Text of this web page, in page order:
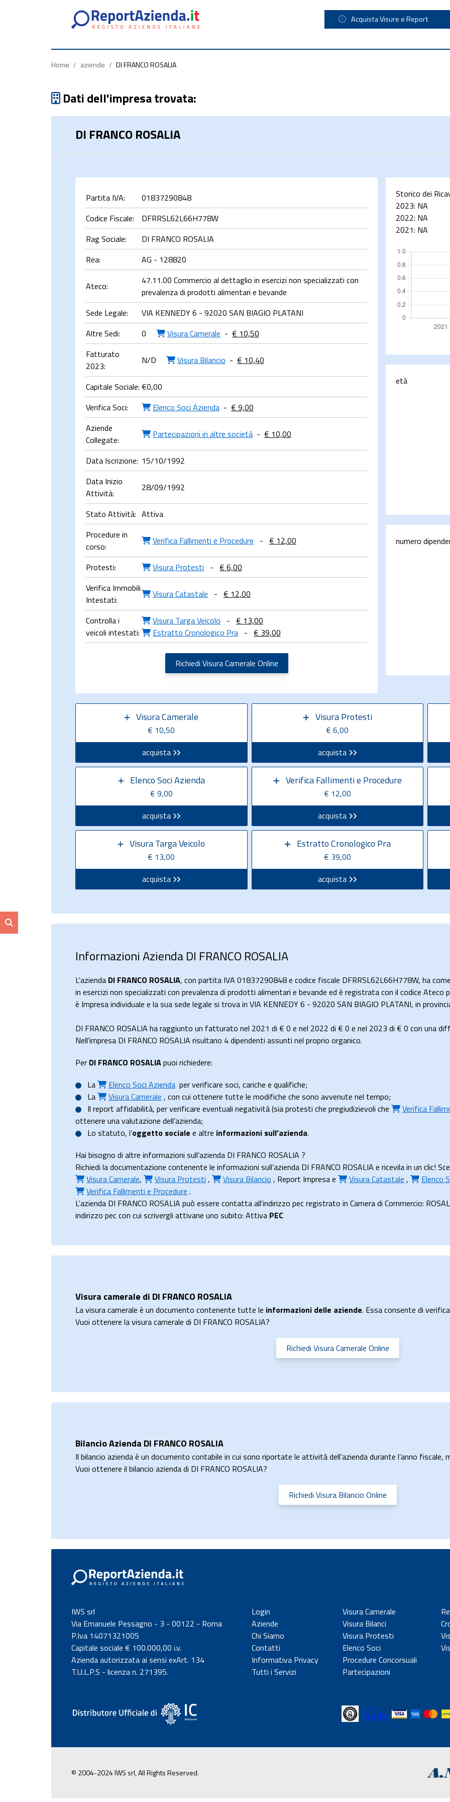
Acquista Visure e Report
Home / aziende / DI FRANCO ROSALIA
Dati dell'impresa trovata:
DI FRANCO ROSALIA
Partita IVA:
01837290848
Codice Fiscale:
DFRRSL62L66H778W
Rag Sociale:
DI FRANCO ROSALIA
Rea:
AG - 128820
Ateco:
47.11.00 Commercio al dettaglio in esercizi non specializzati con
prevalenza di prodotti alimentari e bevande
Sede Legale:
VIA KENNEDY 6 - 92020 SAN BIAGIO PLATANI
Altre Sedi:
0 Visura Camerale - € 10,50
Fatturato
2023:
N/D Visura Bilancio - € 10,40
Capitale Sociale: €0,00
Verifica Soci:
Elenco Soci Azienda - € 9,00
Aziende
Collegate:
Partecipazioni in altre società - € 10,00
Data Iscrizione: 15/10/1992
Data Inizio
Attività:
28/09/1992
Stato Attività: Attiva
Procedure in
corso:
Verifica Fallimenti e Procedure - € 12,00
Protesti: Visura Protesti - € 6,00
Verifica Immobili
Intestati:
Visura Catastale - € 12,00
Controlla i
veicoli intestati:
Visura Targa Veicolo - € 13,00
Estratto Cronologico Pra - € 39,00
Richiedi Visura Camerale Online
Storico dei
2023: NA
2022: NA
2021: NA
età
numero
Visura Camerale
€ 10,50
acquista
Visura Protesti
€ 6,00
acquista
Elenco Soci Azienda
€ 9,00
acquista
Verifica Fallimenti e Procedure
€ 12,00
acquista
Visura Targa Veicolo
€ 13,00
acquista
Estratto Cronologico Pra
€ 39,00
acquista
Informazioni Azienda DI FRANCO ROSALIA
L'azienda DI FRANCO ROSALIA, con partita IVA 01837290848 e codice fiscale DFRRSL62L66H778W, ha
in esercizi non specializzati con prevalenza di prodotti alimentari e bevande ed è registrata con il codice Ateco
è Impresa individuale e la sua sede legale si trova in VIA KENNEDY 6 - 92020 SAN BIAGIO PLATANI, in
DI FRANCO ROSALIA ha raggiunto un fatturato nel 2021 di € 0 e nel 2022 di € 0 e nel 2023 di € 0 con una
Nell'impresa DI FRANCO ROSALIA risultano 4 dipendenti assunti nel proprio organico.
Per DI FRANCO ROSALIApuoi richiedere:
La
Elenco Soci Azienda per verificare soci, cariche e qualifiche;
La
Visura Camerale , con cui ottenere tutte le modifiche che sono avvenute nel tempo;
Il report affidabilità, per verificare eventuali negatività (sia protesti che pregiudizievoli che Verifica
ottenere una valutazione dell’azienda;
Lo statuto, l’oggetto sociale e altre informazioni sull’azienda.
Hai bisogno di altre informazioni sull’azienda DI FRANCO ROSALIA ?
Richiedi la documentazione contenente le informazioni sull’azienda DI FRANCO ROSALIA e ricevila in un clic!
Visura Camerale, Visura Protesti , Visura Bilancio , Report Impresae Visura Catastale , Elenco
Verifica Fallimenti e Procedure .
L'azienda DI FRANCO ROSALIA può essere contatta all'indirizzo pec registrato in Camera di Commercio:
indirizzo pec con cui scrivergli attivane uno subito: Attiva PEC
Visura camerale di DI FRANCO ROSALIA
La visura camerale è un documento contenente tutte le informazioni delle aziende. Essa consente di
Vuoi ottenere la visura camerale di DI FRANCO ROSALIA?
Richiedi Visura Camerale Online
Bilancio Azienda DI FRANCO ROSALIA
Il bilancio azienda è un documento contabile in cui sono riportate le attività dell’azienda durante l’anno fiscale,
Vuoi ottenere il bilancio azienda di DI FRANCO ROSALIA?
Richiedi Visura Bilancio Online
IWS srl
Via Emanuele Pessagno - 3 - 00122 - Roma
P.Iva 14071321005
Capitale sociale € 100.000,00 i.v.
Azienda autorizzata ai sensi exArt. 134
T.U.L.P.S - licenza n. 271395.
Login
Aziende
Chi Siamo
Contatti
Informativa Privacy
Tutti i Servizi
Visura Camerale
Visura Bilanci
Visura Protesti
Elenco Soci
Procedure Concorsuali
Partecipazioni
© 2004-2024 IWS srl, All Rights Reserved.